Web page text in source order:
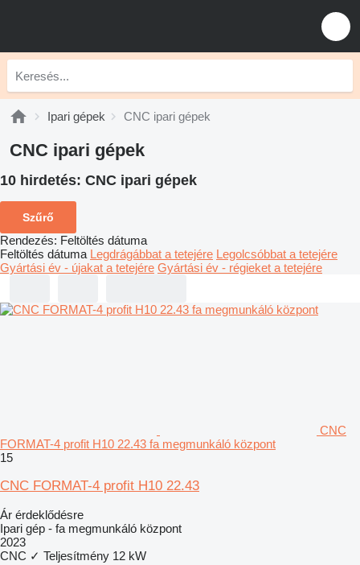
Ipari gépek CNC ipari gépek
CNC ipari gépek
10 hirdetés: CNC ipari gépek
Szűrő
Rendezés: Feltöltés dátuma
Feltöltés dátuma Legdrágábbat a tetejére Legolcsóbbat a tetejére
Gyártási év - újakat a tetejére Gyártási év - régieket a tetejére
CNC
FORMAT-4 profit H10 22.43 fa megmunkáló központ
15
CNC FORMAT-4 profit H10 22.43
Ár érdeklődésre
Ipari gép - fa megmunkáló központ
2023
CNC ✓ Teljesítmény 12 kW